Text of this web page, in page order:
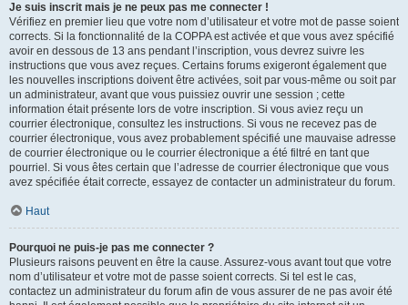
Je suis inscrit mais je ne peux pas me connecter !
Vérifiez en premier lieu que votre nom d’utilisateur et votre mot de passe soient
corrects. Si la fonctionnalité de la COPPA est activée et que vous avez spécifié
avoir en dessous de 13 ans pendant l’inscription, vous devrez suivre les
instructions que vous avez reçues. Certains forums exigeront également que
les nouvelles inscriptions doivent être activées, soit par vous-même ou soit par
un administrateur, avant que vous puissiez ouvrir une session ; cette
information était présente lors de votre inscription. Si vous aviez reçu un
courrier électronique, consultez les instructions. Si vous ne recevez pas de
courrier électronique, vous avez probablement spécifié une mauvaise adresse
de courrier électronique ou le courrier électronique a été filtré en tant que
pourriel. Si vous êtes certain que l’adresse de courrier électronique que vous
avez spécifiée était correcte, essayez de contacter un administrateur du forum.
Haut
Pourquoi ne puis-je pas me connecter ?
Plusieurs raisons peuvent en être la cause. Assurez-vous avant tout que votre
nom d’utilisateur et votre mot de passe soient corrects. Si tel est le cas,
contactez un administrateur du forum afin de vous assurer de ne pas avoir été